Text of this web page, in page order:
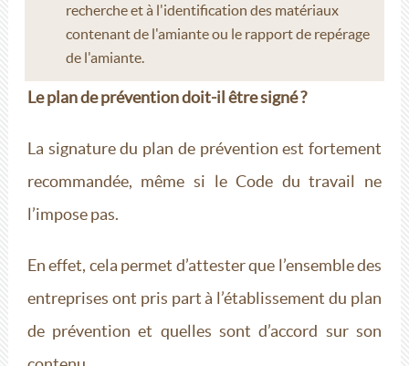
recherche et à l'identification des matériaux
contenant de l'amiante ou le rapport de repérage
de l'amiante.
Le plan de prévention doit-il être signé ?
La signature du plan de prévention est fortement
recommandée, même si le Code du travail ne
l’impose pas.
En effet, cela permet d’attester que l’ensemble des
entreprises ont pris part à l’établissement du plan
de prévention et quelles sont d’accord sur son